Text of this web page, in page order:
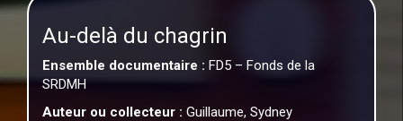
Au-delà du chagrin
Ensemble documentaire : FD5 – Fonds de la
SRDMH
Auteur ou collecteur : Guillaume, Sydney